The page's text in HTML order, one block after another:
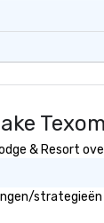
& Resort